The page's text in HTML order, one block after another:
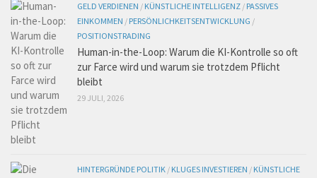
GELD VERDIENEN / KÜNSTLICHE INTELLIGENZ / PASSIVES
EINKOMMEN / PERSÖNLICHKEITSENTWICKLUNG /
POSITIONSTRADING
Human-in-the-Loop: Warum die KI-Kontrolle so oft
zur Farce wird und warum sie trotzdem Pflicht
bleibt
29 JULI, 2026
HINTERGRÜNDE POLITIK / KLUGES INVESTIEREN / KÜNSTLICHE